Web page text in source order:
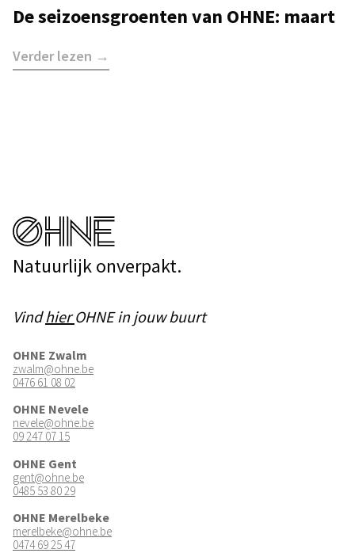
De seizoensgroenten van OHNE: maart
Verder lezen →
Natuurlijk onverpakt.
VindhierOHNE in jouw buurt
OHNE Zwalm
zwalm@ohne.be
0476 61 08 02
OHNE Nevele
nevele@ohne.be
09 247 07 15
OHNE Gent
gent@ohne.be
0485 53 80 29
OHNE Merelbeke
merelbeke@ohne.be
0474 69 25 47